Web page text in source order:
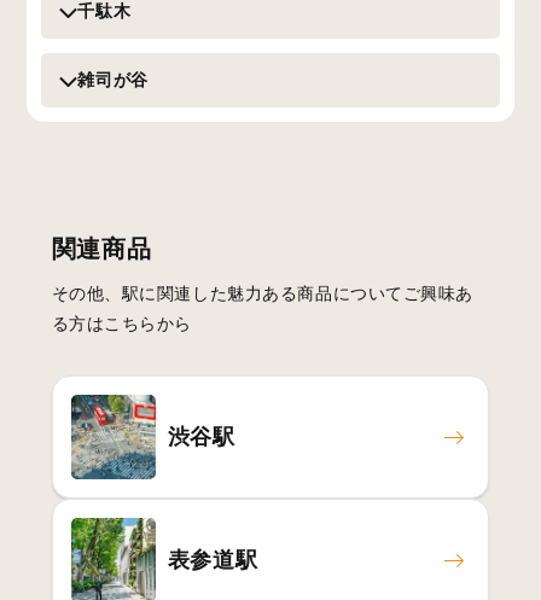
千駄木
雑司が谷
関連商品
その他、駅に関連した魅力ある商品についてご興味あ
る方はこちらから
渋谷駅
表参道駅